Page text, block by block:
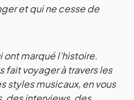
et qui ne cesse de
ont marqué l’histoire.
fait voyager à travers les
styles musicaux, en vous